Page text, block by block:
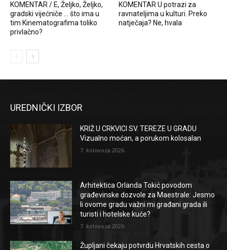
KOMENTAR / E, Željko, Željko,
gradski vijećniče … što ima u
tim Kinematografima toliko
privlačno?
KOMENTAR U potrazi za
ravnateljima u kulturi. Preko
natječaja? Ne, hvala
UREDNIČKI IZBOR
KRIŽ U CRKVICI SV. TEREZE U GRADU
Vizualno moćan, a porukom kolosalan
7. kolovoza 2026.
Arhitektica Orlanda Tokić povodom
građevinske dozvole za Maestrale: Jesmo
li ovome gradu važni mi građani grada ili
turisti i hotelske kuće?
7. kolovoza 2026.
Župljani čekaju potvrdu Hrvatskih cesta o